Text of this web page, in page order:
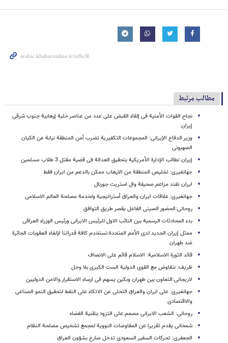
مطالب مرتبط
نجاح القوات الأمنیة فی إلقاء القبض علی عدد من عناصر خلیة إرهابیة جنوب شرقی
إیران
وزیر الدفاع الإیرانی: المجموعات التکفیریة تضرب أمن المنطقة نیابة عن الکیان
الصهیونی
إیران تطالب الإدارة الأمریکیة بتحقیق العدالة فی قضیة مقتل 3 طلاب مسلمین
جهانغیری: تخلیص المنطقة من الارهاب ممکن بالدعم من ایران فقط
ایران تفند مزاعم صحیفة وال استریت جورنال
جهانغیری: علاقات ایران والعراق أستراتیجیة ولخدمة مصلحة العالم الاسلامی
روحانی:الحضور الصینی الفاعل یقصر طریق التوافق
بدء المحادثات الرسمیة بین النائب الاول للرئیس الایرانی ورئیس الوزراء العراقی
ممثل إیران الجدید لدی الأمم المتحدة:نستخدم کافة قدراتنا لإلغاء العقوبات الجائرة
ضد طهران
قائد الثورة الاسلامیة: الاسلام قائم علی الانصاف
ظریف: نتفاوض مع القوی الدولیة الست الکبری بلا وجل
لاریجانی:التعاون بین طهران وبکین یسهم فی ارساء الاستقرار والامن الدولیین
جهانغیری: علی ایران والعراق التخلی عن الاتکاء علی النفط لتحقیق النمو الصناعی
والاقتصادی
روحانی: الشعب الایرانی مصمم علی التزود بتقنیة الفضاء
شمخانی یقدم تقریرا عن المفاوضات النوویة لمجمع تشخیص مصلحة النظام
الجعفری: تحرکات السفیر السعودی تدخل صارخ بشؤون العراق